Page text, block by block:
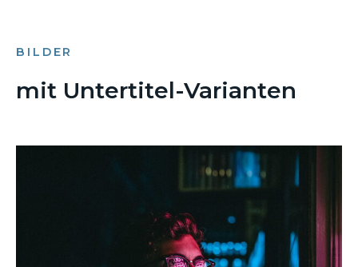
BILDER
mit Untertitel-Varianten